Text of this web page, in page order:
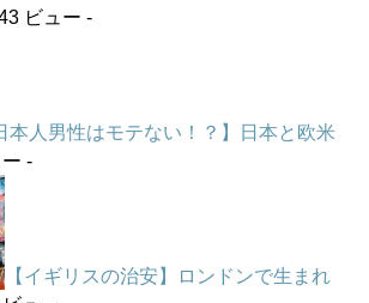
ビュー -
本人男性はモテない！？】日本と欧米
-
【イギリスの治安】ロンドンで生まれ